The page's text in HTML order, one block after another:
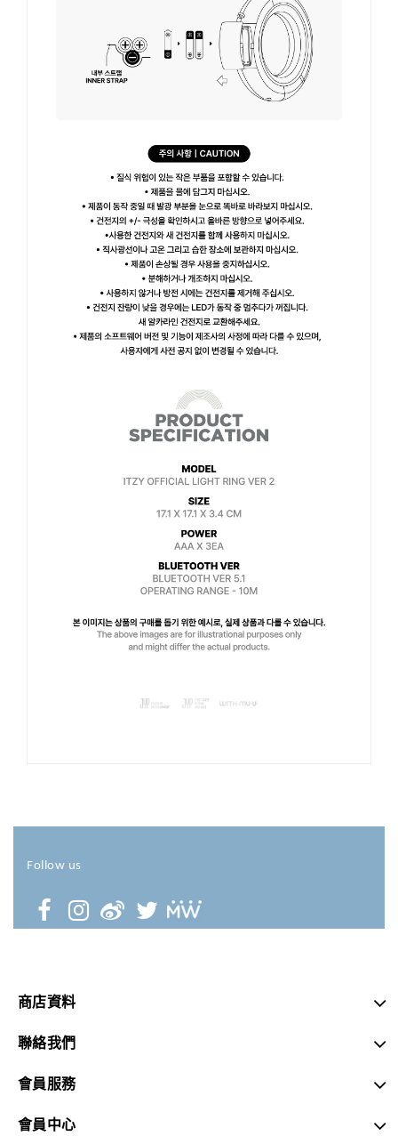
Follow us
商店資料
聯絡我們
會員服務
會員中心